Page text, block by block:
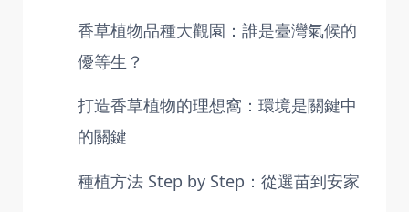
香草植物品種大觀園：誰是臺灣氣候的
優等生？
打造香草植物的理想窩：環境是關鍵中
的關鍵
種植方法 Step by Step：從選苗到安家